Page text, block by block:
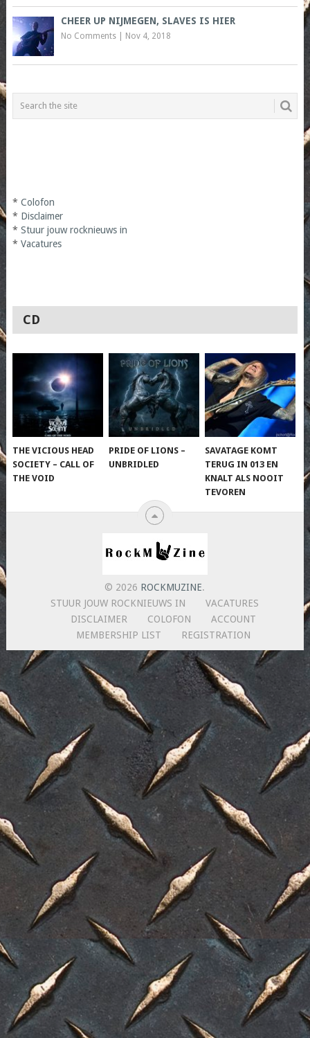
CHEER UP NIJMEGEN, SLAVES IS HIER
No Comments| Nov 4, 2018
* Colofon
* Disclaimer
* Stuur jouw rocknieuws in
* Vacatures
CD
THE VICIOUS HEAD
SOCIETY – CALL OF
THE VOID
PRIDE OF LIONS –
UNBRIDLED
SAVATAGE KOMT
TERUG IN 013 EN
KNALT ALS NOOIT
TEVOREN
© 2026 ROCKMUZINE.
STUUR JOUW ROCKNIEUWS IN
VACATURES
DISCLAIMER
COLOFON
ACCOUNT
MEMBERSHIP LIST
REGISTRATION